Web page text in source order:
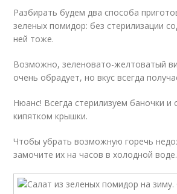
Разбирать будем два способа
зеленых помидор: без стерилизации
ней тоже.
Возможно, зеленовато-желтоватый
очень обрадует, но вкус всегда
Нюанс! Всегда стерилизуем баночки и
кипятком крышки.
Чтобы убрать возможную горечь
замочите их на часов в холодной воде.